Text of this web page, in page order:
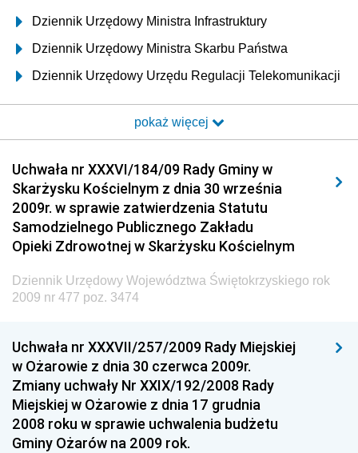
Dziennik Urzędowy Ministra Infrastruktury
Dziennik Urzędowy Ministra Skarbu Państwa
Dziennik Urzędowy Urzędu Regulacji Telekomunikacji
Dziennik Urzędowy Ministra Transportu i Budownictwa
Elektronicznej
Dziennik Urzędowy Ministra Spraw Wewnętrznych i
Administracji
Dziennik Urzędowy Ministra Transportu
Dziennik Urzędowy Ministra Budownictwa
Dziennik Urzędowy Ministra Nauki i Szkolnictwa
Dziennik Urzędowy Głównego Urzędu Miar
Dziennik Urzędowy Ministra Rolnictwa i Rozwoju Wsi
Dziennik Urzędowy Ministra Edukacji Narodowej i
Sportu
Dziennik Urzędowy Ministra Edukacji i Nauki
pokaż więcej
Uchwała nr XXXVI/184/09 Rady Gminy w
Skarżysku Kościelnym z dnia 30 września
2009r. w sprawie zatwierdzenia Statutu
Samodzielnego Publicznego Zakładu
Opieki Zdrowotnej w Skarżysku Kościelnym
Dziennik Urzędowy Województwa Świętokrzyskiego rok
2009 nr 477 poz. 3474
Uchwała nr XXXVII/257/2009 Rady Miejskiej
w Ożarowie z dnia 30 czerwca 2009r.
Zmiany uchwały Nr XXIX/192/2008 Rady
Miejskiej w Ożarowie z dnia 17 grudnia
2008 roku w sprawie uchwalenia budżetu
Gminy Ożarów na 2009 rok.